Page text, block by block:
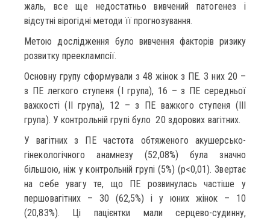
жаль, все ще недостатньо вивчений патогенез і
відсутні вірогідні методи її прогнозування.
Метою дослідження було вивчення факторів ризику
розвитку прееклампсії.
Основну групу сформували з 48 жінок з ПЕ. З них 20 –
з ПЕ легкого ступеня (І група), 16 – з ПЕ середньої
важкості (ІІ група), 12 – з ПЕ важкого ступеня (ІІІ
група). У контрольній групі було 20 здорових вагітних.
У вагітних з ПЕ частота обтяженого акушерсько-
гінекологічного анамнезу (52,08%) була значно
більшою, ніж у контрольній групі (5%) (р<0,01). Звертає
на себе увагу те, що ПЕ розвинулась частіше у
першовагітних – 30 (62,5%) і у юних жінок – 10
(20,83%). Ці пацієнтки мали серцево-судинну,